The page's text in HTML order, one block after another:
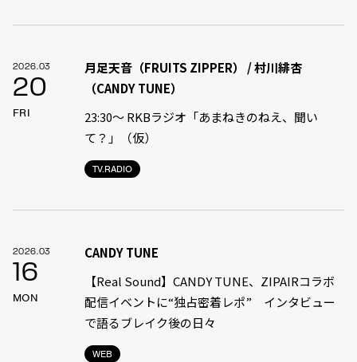
2026.03
20
FRI
TV.RADIO
月足天音（FRUITS ZIPPER） / 村川緋杏
（CANDY TUNE）
23:30〜 RKBラジオ「あまねきのねえ、聞い
て？」（仮）
2026.03
16
MON
WEB
CANDY TUNE
【Real Sound】CANDY TUNE、ZIPAIRコラボ
配信イベントに“独占密着レポ” インタビュー
で語るブレイク後の日々